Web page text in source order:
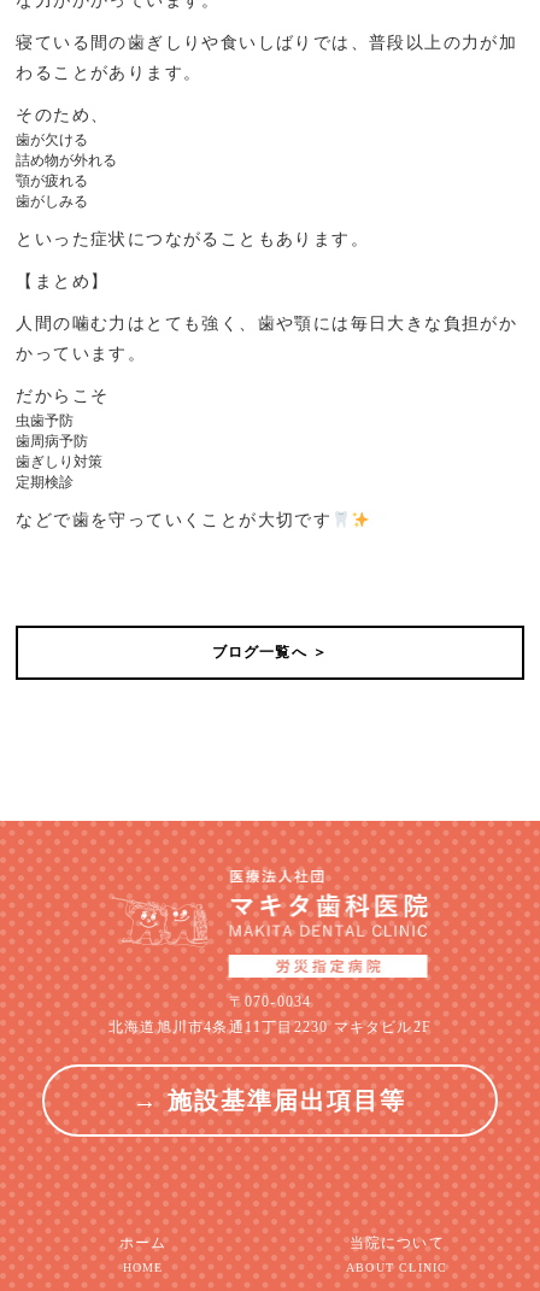
寝ている間の歯ぎしりや食いしばりでは、普段以上の力が加
わることがあります。
そのため、
歯が欠ける
詰め物が外れる
顎が疲れる
歯がしみる
といった症状につながることもあります。
【まとめ】
人間の噛む力はとても強く、歯や顎には毎日大きな負担がか
かっています。
だからこそ
虫歯予防
歯周病予防
歯ぎしり対策
定期検診
などで歯を守っていくことが大切です
ブログ一覧へ ＞
〒070-0034
北海道旭川市4条通11丁目2230 マキタビル2F
→ 施設基準届出項目等
ホーム
HOME
当院について
ABOUT CLINIC